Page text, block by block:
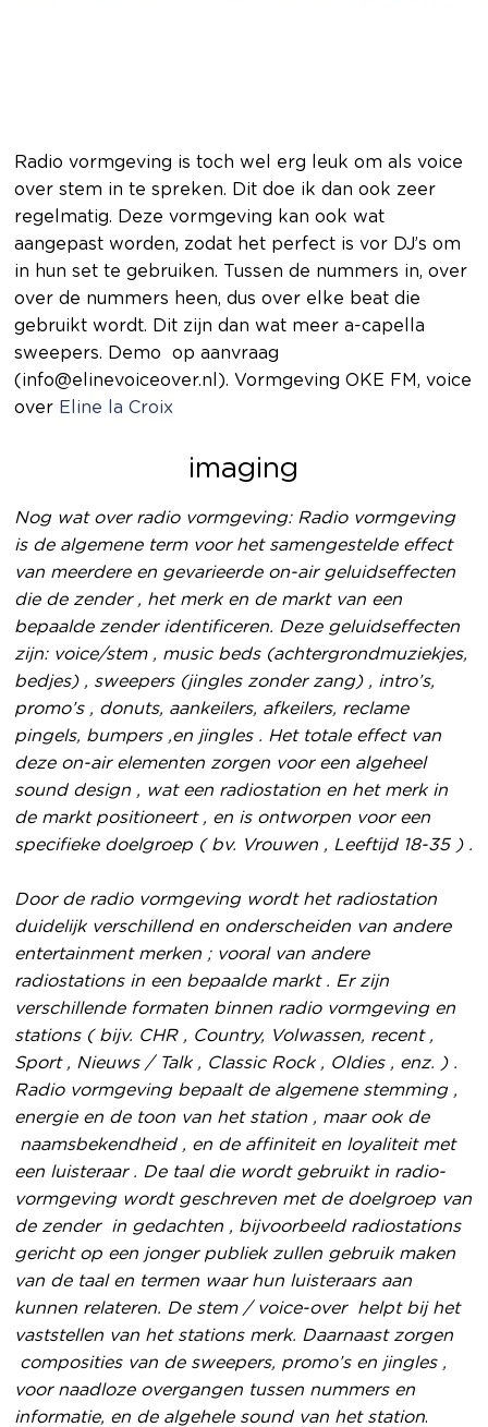
Radio vormgeving is toch wel erg leuk om als voice
over stem in te spreken. Dit doe ik dan ook zeer
regelmatig. Deze vormgeving kan ook wat
aangepast worden, zodat het perfect is vor DJ’s om
in hun set te gebruiken. Tussen de nummers in, over
over de nummers heen, dus over elke beat die
gebruikt wordt. Dit zijn dan wat meer a-capella
sweepers. Demo op aanvraag
(info@elinevoiceover.nl). Vormgeving OKE FM, voice
over Eline la Croix
imaging
Nog wat over radio vormgeving: Radio vormgeving
is de algemene term voor het samengestelde effect
van meerdere en gevarieerde on-air geluidseffecten
die de zender , het merk en de markt van een
bepaalde zender identificeren. Deze geluidseffecten
zijn: voice/stem , music beds (achtergrondmuziekjes,
bedjes) , sweepers (jingles zonder zang) , intro’s,
promo’s , donuts, aankeilers, afkeilers, reclame
pingels, bumpers ,en jingles . Het totale effect van
deze on-air elementen zorgen voor een algeheel
sound design , wat een radiostation en het merk in
de markt positioneert , en is ontworpen voor een
specifieke doelgroep ( bv. Vrouwen , Leeftijd 18-35 ) .
Door de radio vormgeving wordt het radiostation
duidelijk verschillend en onderscheiden van andere
entertainment merken ; vooral van andere
radiostations in een bepaalde markt . Er zijn
verschillende formaten binnen radio vormgeving en
stations ( bijv. CHR , Country, Volwassen, recent ,
Sport , Nieuws / Talk , Classic Rock , Oldies , enz. ) .
Radio vormgeving bepaalt de algemene stemming ,
energie en de toon van het station , maar ook de
naamsbekendheid , en de affiniteit en loyaliteit met
een luisteraar . De taal die wordt gebruikt in radio-
vormgeving wordt geschreven met de doelgroep van
de zender in gedachten , bijvoorbeeld radiostations
gericht op een jonger publiek zullen gebruik maken
van de taal en termen waar hun luisteraars aan
kunnen relateren. De stem / voice-over helpt bij het
vaststellen van het stations merk. Daarnaast zorgen
composities van de sweepers, promo’s en jingles ,
voor naadloze overgangen tussen nummers en
informatie, en de algehele sound van het station.